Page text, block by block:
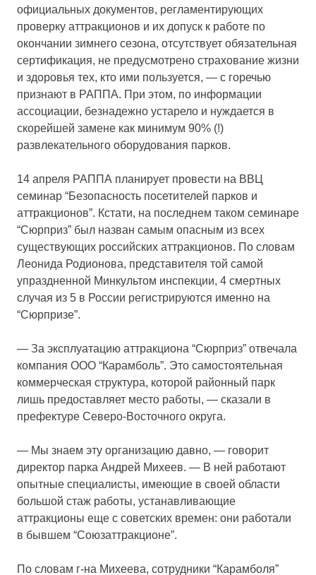
официальных документов, регламентирующих
проверку аттракционов и их допуск к работе по
окончании зимнего сезона, отсутствует обязательная
сертификация, не предусмотрено страхование жизни
и здоровья тех, кто ими пользуется, — с горечью
признают в РАППА. При этом, по информации
ассоциации, безнадежно устарело и нуждается в
скорейшей замене как минимум 90% (!)
развлекательного оборудования парков.
14 апреля РАППА планирует провести на ВВЦ
семинар “Безопасность посетителей парков и
аттракционов”. Кстати, на последнем таком семинаре
“Сюрприз” был назван самым опасным из всех
существующих российских аттракционов. По словам
Леонида Родионова, представителя той самой
упраздненной Минкультом инспекции, 4 смертных
случая из 5 в России регистрируются именно на
“Сюрпризе”.
— За эксплуатацию аттракциона “Сюрприз” отвечала
компания ООО “Карамболь”. Это самостоятельная
коммерческая структура, которой районный парк
лишь предоставляет место работы, — сказали в
префектуре Северо-Восточного округа.
— Мы знаем эту организацию давно, — говорит
директор парка Андрей Михеев. — В ней работают
опытные специалисты, имеющие в своей области
большой стаж работы, устанавливающие
аттракционы еще с советских времен: они работали
в бывшем “Союзаттракционе”.
По словам г-на Михеева, сотрудники “Карамболя”